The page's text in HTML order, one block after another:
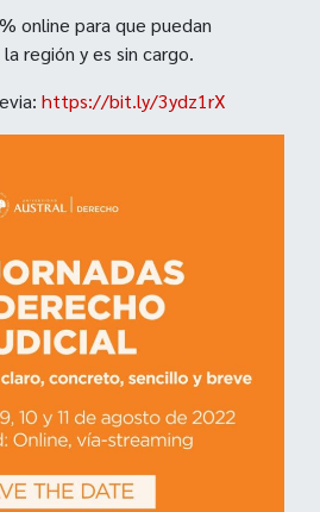
online para que puedan
región y es sin cargo.
https://bit.ly/3ydz1rX